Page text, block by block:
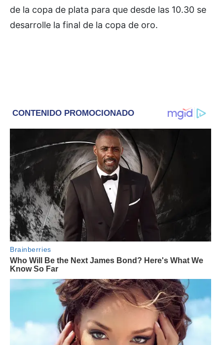
de la copa de plata para que desde las 10.30 se
desarrolle la final de la copa de oro.